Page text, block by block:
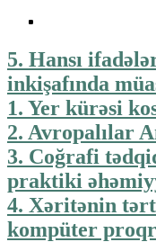
5. Hansı
inkişafında
1. Yer kürəsi
2. Avropalılar
3. Coğrafi
praktiki
4. Xəritənin
kompüter